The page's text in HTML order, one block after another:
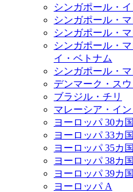
シンガポール・
シンガポール・
シンガポール・
シンガポール・
イ・ベトナム
シンガポール・
デンマーク・ス
ブラジル・チリ
マレーシア・イ
ヨーロッパ 30カ国
ヨーロッパ 33カ国
ヨーロッパ 35カ
ヨーロッパ 38カ国
ヨーロッパ 39カ
ヨーロッパ A